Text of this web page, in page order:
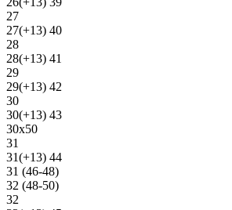
27
27(+13) 40
28
28(+13) 41
29
29(+13) 42
30
30(+13) 43
30х50
31
31(+13) 44
31 (46-48)
32 (48-50)
32